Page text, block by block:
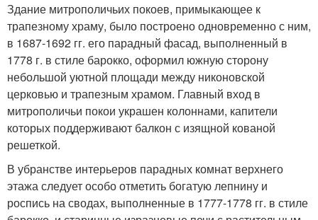
Здание митрополичьих покоев, примыкающее к
трапезному храму, было построено одновременно с ним,
в 1687-1692 гг. его парадный фасад, выполненный в
1778 г. в стиле барокко, оформил южную сторону
небольшой уютной площади между никоновской
церковью и трапезным храмом. Главный вход в
митрополичьи покои украшен колоннами, капители
которых поддерживают балкон с изящной кованой
решеткой.
В убранстве интерьеров парадных комнат верхнего
этажа следует особо отметить богатую лепнину и
роспись на сводах, выполненные в 1777-1778 гг. в стиле